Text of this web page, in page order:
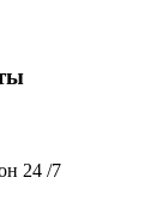
24 /7